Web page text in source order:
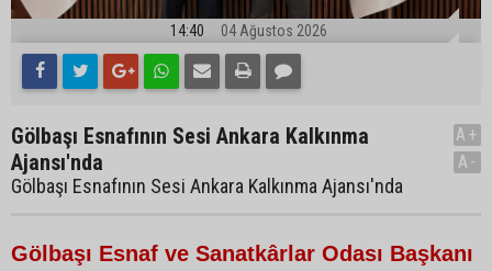
14:40 04 Ağustos 2026
Gölbaşı Esnafının Sesi Ankara Kalkınma
Ajansı'nda
Gölbaşı Esnafının Sesi Ankara Kalkınma Ajansı'nda
A+
A-
Gölbaşı Esnaf ve Sanatkârlar Odası Başkanı